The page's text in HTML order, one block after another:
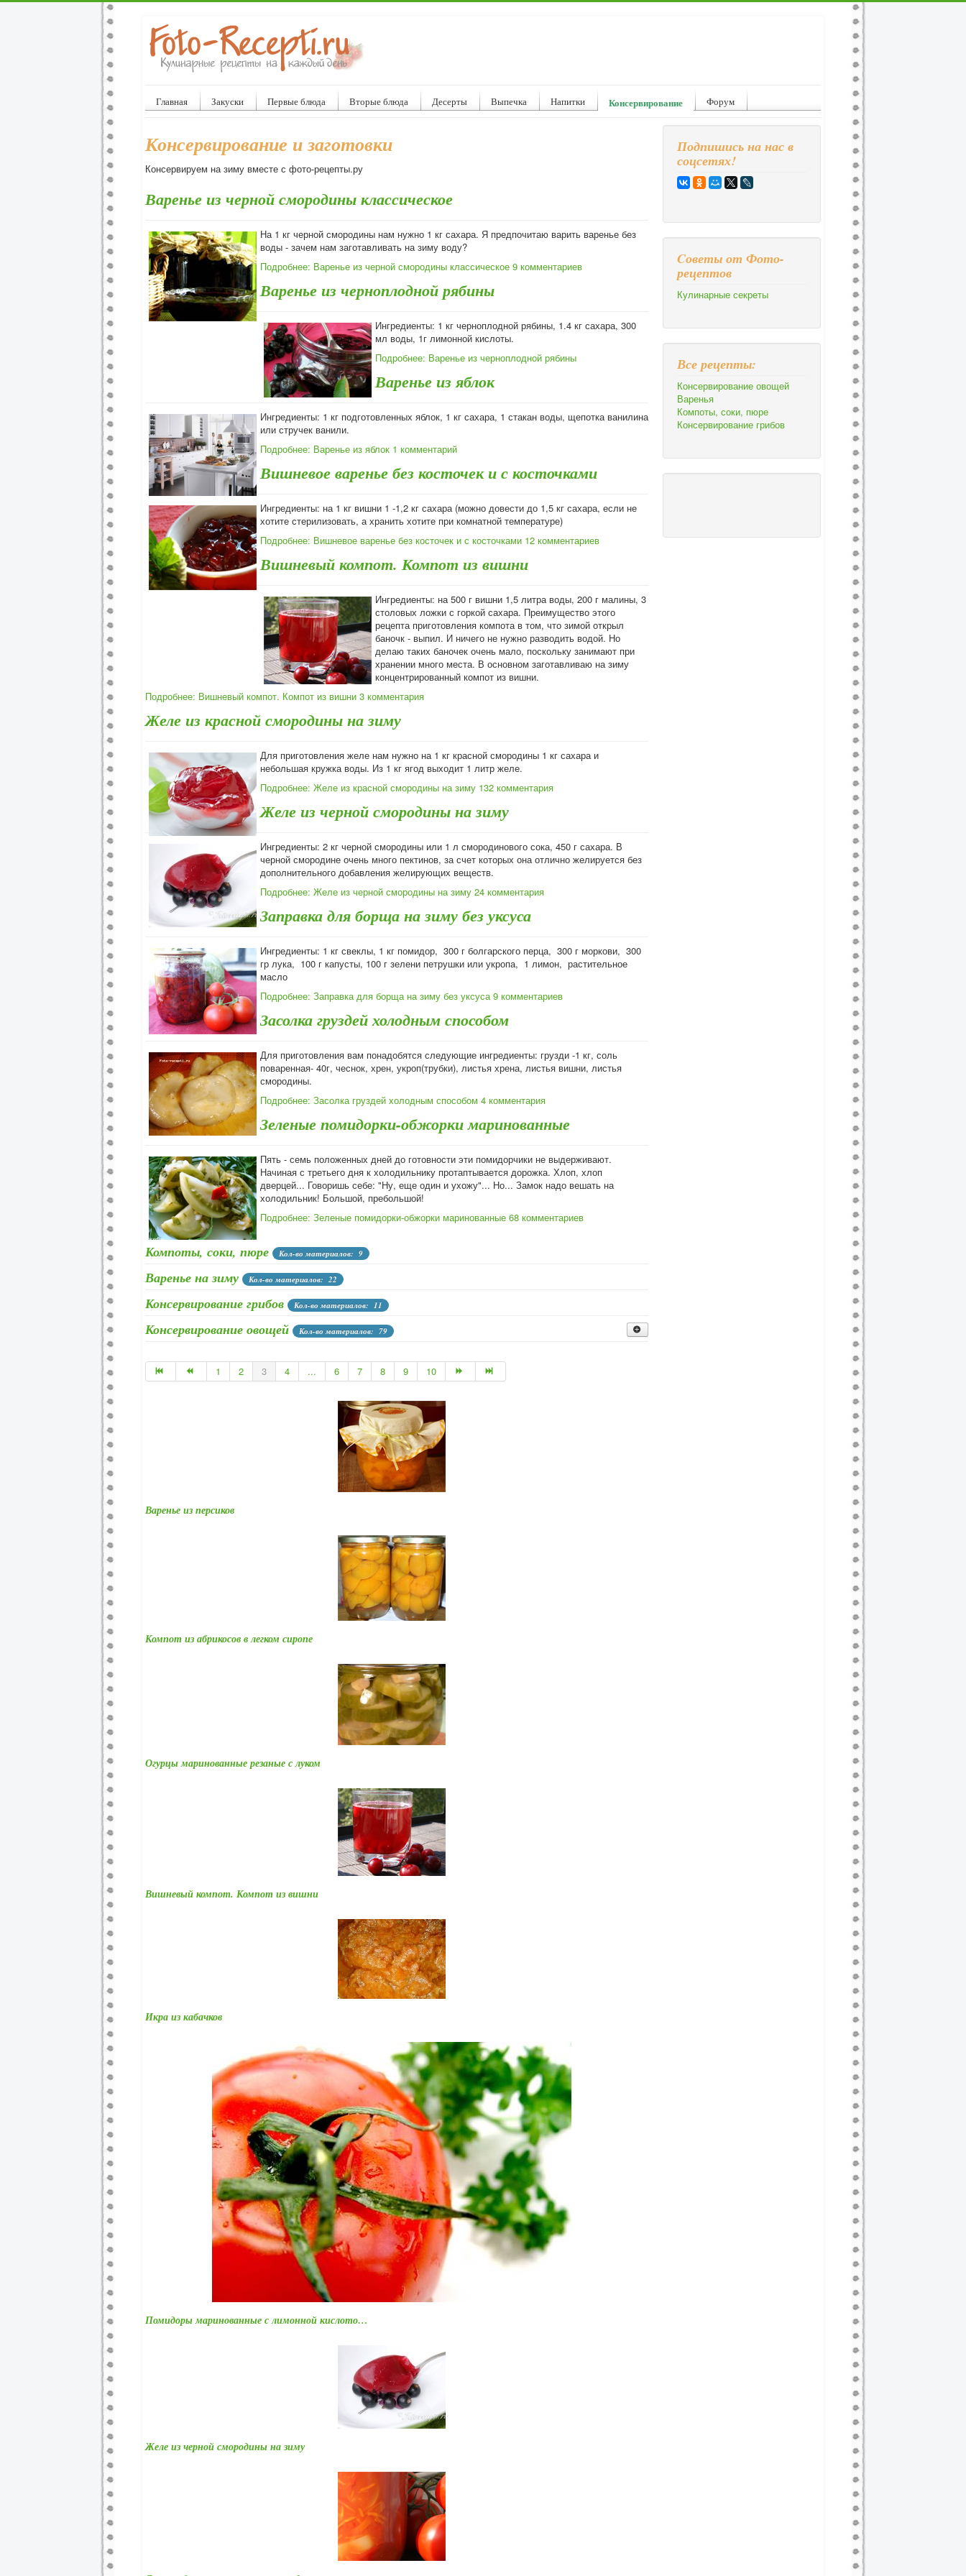
Главная Закуски Первые блюда Вторые блюда Десерты Выпечка Напитки Консервирование Форум
Консервирование и заготовки
Консервируем на зиму вместе с фото-рецепты.ру
Варенье из черной смородины классическое
На 1 кг черной смородины нам нужно 1 кг сахара. Я предпочитаю варить варенье без
воды - зачем нам заготавливать на зиму воду?
Подробнее: Варенье из черной смородины классическое 9 комментариев
Варенье из черноплодной рябины
Ингредиенты: 1 кг черноплодной рябины, 1.4 кг сахара, 300
мл воды, 1г лимонной кислоты.
Подробнее: Варенье из черноплодной рябины
Варенье из яблок
Ингредиенты: 1 кг подготовленных яблок, 1 кг сахара, 1 стакан воды, щепотка ванилина
или стручек ванили.
Подробнее: Варенье из яблок 1 комментарий
Вишневое варенье без косточек и с косточками
Ингредиенты: на 1 кг вишни 1 -1,2 кг сахара (можно довести до 1,5 кг сахара, если не
хотите стерилизовать, а хранить хотите при комнатной температуре)
Подробнее: Вишневое варенье без косточек и с косточками 12 комментариев
Вишневый компот. Компот из вишни
Ингредиенты: на 500 г вишни 1,5 литра воды, 200 г малины, 3
столовых ложки с горкой сахара. Преимущество этого
рецепта приготовления компота в том, что зимой открыл
баночк - выпил. И ничего не нужно разводить водой. Но
делаю таких баночек очень мало, поскольку занимают при
хранении много места. В основном заготавливаю на зиму
концентрированный компот из вишни.
Подробнее: Вишневый компот. Компот из вишни 3 комментария
Желе из красной смородины на зиму
Для приготовления желе нам нужно на 1 кг красной смородины 1 кг сахара и
небольшая кружка воды. Из 1 кг ягод выходит 1 литр желе.
Подробнее: Желе из красной смородины на зиму 132 комментария
Желе из черной смородины на зиму
Ингредиенты: 2 кг черной смородины или 1 л смородинового сока, 450 г сахара. В
черной смородине очень много пектинов, за счет которых она отлично желируется без
дополнительного добавления желирующих веществ.
Подробнее: Желе из черной смородины на зиму 24 комментария
Заправка для борща на зиму без уксуса
Ингредиенты: 1 кг свеклы, 1 кг помидор, 300 г болгарского перца, 300 г моркови, 300
гр лука, 100 г капусты, 100 г зелени петрушки или укропа, 1 лимон, растительное
масло
Подробнее: Заправка для борща на зиму без уксуса 9 комментариев
Засолка груздей холодным способом
Для приготовления вам понадобятся следующие ингредиенты: грузди -1 кг, соль
поваренная- 40г, чеснок, хрен, укроп(трубки), листья хрена, листья вишни, листья
смородины.
Подробнее: Засолка груздей холодным способом 4 комментария
Зеленые помидорки-обжорки маринованные
Пять - семь положенных дней до готовности эти помидорчики не выдерживают.
Начиная с третьего дня к холодильнику протаптывается дорожка. Хлоп, хлоп
дверцей... Говоришь себе: "Ну, еще один и ухожу"... Но... Замок надо вешать на
холодильник! Большой, пребольшой!
Подробнее: Зеленые помидорки-обжорки маринованные 68 комментариев
Компоты, соки, пюре Кол-во материалов: 9
Варенье на зиму Кол-во материалов: 22
Консервирование грибов Кол-во материалов: 11
Консервирование овощей Кол-во материалов: 79
Консервирование помидоров
Консервирование огурцов Кол-во материалов: 19
Кол-во материалов: 12
Консервирование баклажанов, кабачков, перца, тыквы
1 2 3 4 ... 6 7 8 9 10
Варенье из персиков
Компот из абрикосов в легком сиропе
Огурцы маринованные резаные с луком
Вишневый компот. Компот из вишни
Икра из кабачков
Помидоры маринованные с лимонной кислото…
Желе из черной смородины на зиму
Подпишись на нас в
соцсетях!
Cоветы от Фото-
рецептов
Кулинарные секреты
Все рецепты:
Консервирование овощей
Варенья
Компоты, соки, пюре
Консервирование грибов